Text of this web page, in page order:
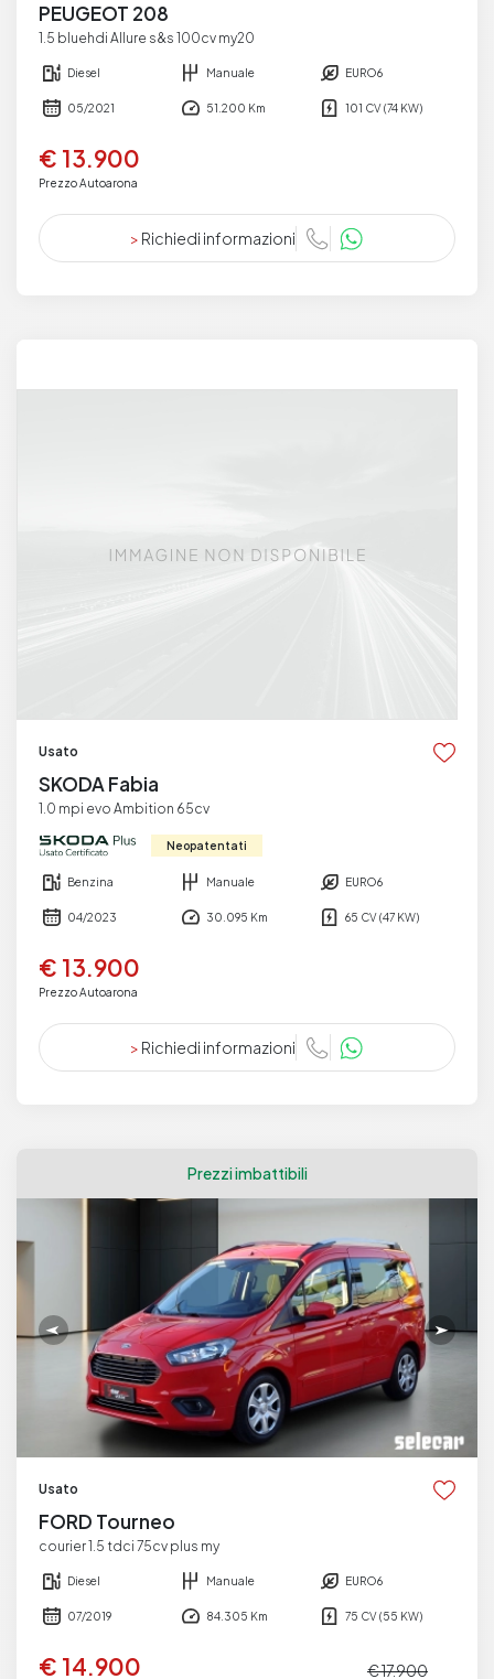
PEUGEOT 208
1.5 bluehdi Allure s&s 100cv my20
Diesel Manuale EURO6
05/2021 51.200 Km 101 CV (74 KW)
€ 13.900
Prezzo Autoarona
> Richiedi informazioni
Usato
SKODA Fabia
1.0 mpi evo Ambition 65cv
Neopatentati
Benzina Manuale EURO6
04/2023 30.095 Km 65 CV (47 KW)
€ 13.900
Prezzo Autoarona
> Richiedi informazioni
Prezzi imbattibili
Usato
FORD Tourneo
courier 1.5 tdci 75cv plus my
Diesel Manuale EURO6
07/2019 84.305 Km 75 CV (55 KW)
€ 14.900 € 17.900